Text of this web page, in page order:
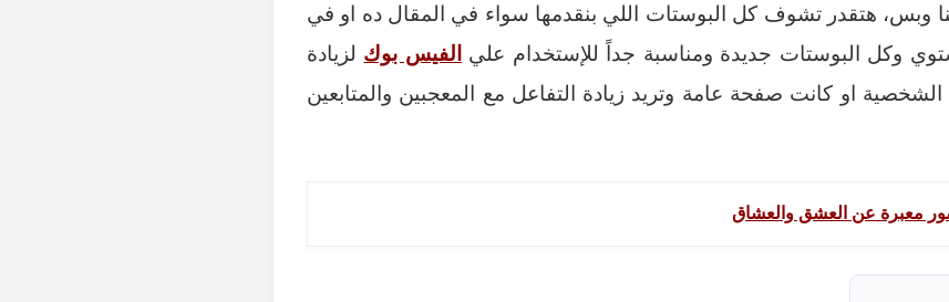
وبس، هتقدر تشوف كل البوستات اللي بنقدمها سواء في المقال ده او في
وكل البوستات جديدة ومناسبة جداً للإستخدام علي
الفيس بوك لزيادة
او كانت صفحة عامة وتريد زيادة التفاعل مع المعجبين والمتابعين
معبرة عن العشق والعشاق